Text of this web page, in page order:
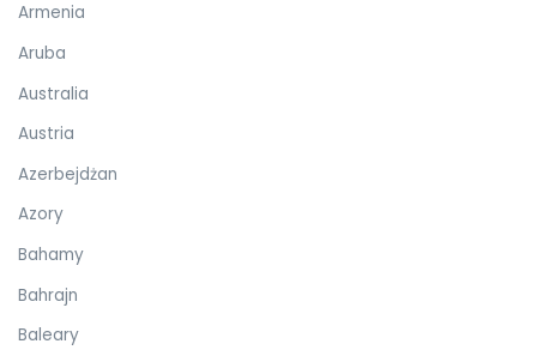
Armenia
Aruba
Australia
Austria
Azerbejdżan
Azory
Bahamy
Bahrajn
Baleary